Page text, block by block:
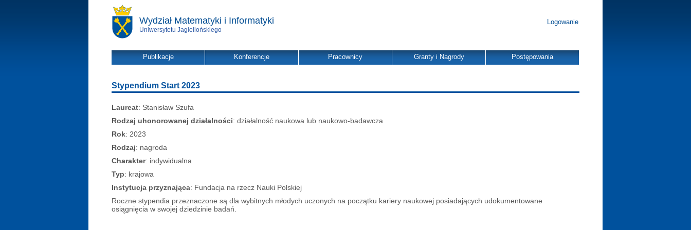
Wydział Matematyki i Informatyki
Uniwersytetu Jagiellońskiego
Logowanie
Publikacje Konferencje Pracownicy Granty i Nagrody Postępowania
Stypendium Start 2023
Laureat: Stanisław Szufa
Rodzaj uhonorowanej działalności: działalność naukowa lub naukowo-badawcza
Rok: 2023
Rodzaj: nagroda
Charakter: indywidualna
Typ: krajowa
Instytucja przyznająca: Fundacja na rzecz Nauki Polskiej
Roczne stypendia przeznaczone są dla wybitnych młodych uczonych na początku kariery naukowej posiadających udokumentowane
osiągnięcia w swojej dziedzinie badań.